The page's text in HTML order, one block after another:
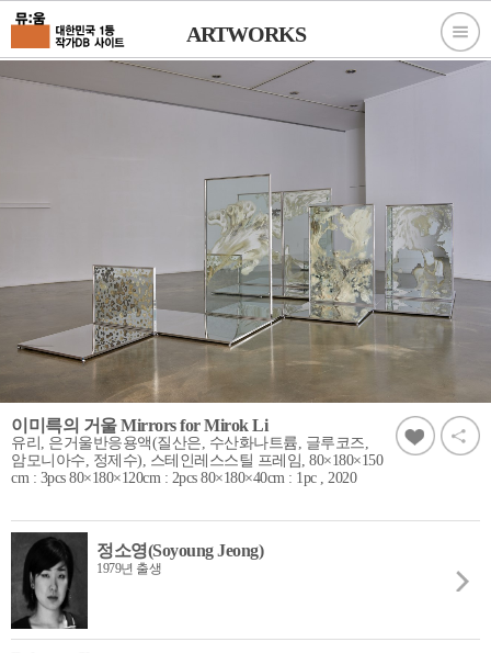
ARTWORKS
이미륵의 거울 Mirrors for Mirok Li
유리, 은거울반응용액(질산은, 수산화나트륨, 글루코즈,
암모니아수, 정제수), 스테인레스스틸 프레임, 80×180×150
cm : 3pcs 80×180×120cm : 2pcs 80×180×40cm : 1pc , 2020
정소영(Soyoung Jeong)
1979년 출생